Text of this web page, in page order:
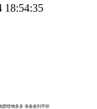
18:54:35
图怪物多多 装备捡到手软